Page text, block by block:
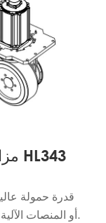
مزايا وفوائد عجلة القيادة العمودية HL343
قدرة حمولة
الثقيلة AGVs أو المنصات الآلية التي تحمل حمولات كبيرة.